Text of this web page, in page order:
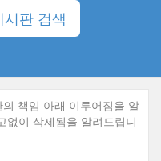
시판 검색
책임 아래 이루어짐을 알
없이 삭제됨을 알려드립니